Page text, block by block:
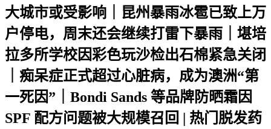
大城市或受影响｜昆州暴雨冰雹已致上万
户停电，周末还会继续打雷下暴雨｜堪培
拉多所学校因彩色玩沙检出石棉紧急关闭
｜痴呆症正式超过心脏病，成为澳洲“第
一死因”｜Bondi Sands 等品牌防晒霜因
SPF 配方问题被大规模召回 | 热门脱发药